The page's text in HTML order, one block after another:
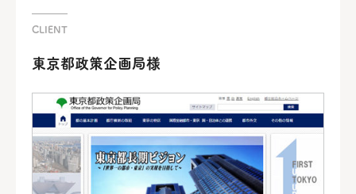
CLIENT
東京都政策企画局様